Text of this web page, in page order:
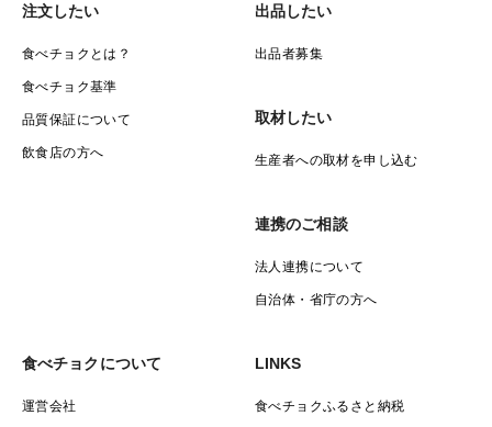
注文したい
食べチョクとは？
食べチョク基準
品質保証について
飲食店の方へ
出品したい
出品者募集
取材したい
生産者への取材を申し込む
連携のご相談
法人連携について
自治体・省庁の方へ
食べチョクについて
運営会社
LINKS
食べチョクふるさと納税